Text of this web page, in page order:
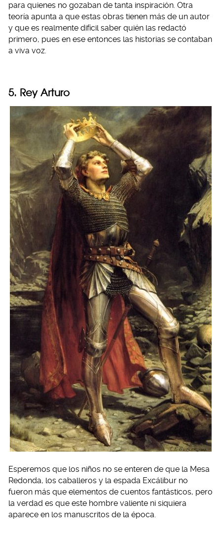
para quienes no gozaban de tanta inspiración. Otra
teoría apunta a que estas obras tienen más de un autor
y que es realmente difícil saber quién las redactó
primero, pues en ese entonces las historias se contaban
a viva voz.
5. Rey Arturo
Esperemos que los niños no se enteren de que la Mesa
Redonda, los caballeros y la espada Excálibur no
fueron más que elementos de cuentos fantásticos, pero
la verdad es que este hombre valiente ni siquiera
aparece en los manuscritos de la época.